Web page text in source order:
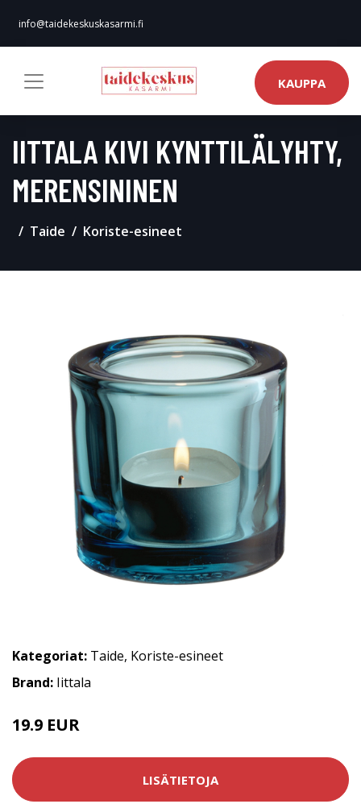
info@taidekeskuskasarmi.fi
KAUPPA
IITTALA KIVI KYNTTILÄLYHTY,
MERENSININEN
Taide Koriste-esineet
Kategoriat: Taide, Koriste-esineet
Brand: Iittala
19.9 EUR
LISÄTIETOJA